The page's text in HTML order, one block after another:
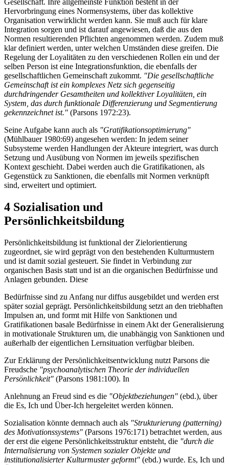
Hervorbringung eines Normensystems, über das kollektive
Organisation verwirklicht werden kann. Sie muß auch für klare
Integration sorgen und ist darauf angewiesen, daß die aus den
Normen resultierenden Pflichten angenommen werden. Zudem muß
klar definiert werden, unter welchen Umständen diese greifen. Die
Regelung der Loyalitäten zu den verschiedenen Rollen ein und der
selben Person ist eine Integrationsfunktion, die ebenfalls der
gesellschaftlichen Gemeinschaft zukommt. "Die gesellschaftliche
Gemeinschaft ist ein komplexes Netz sich gegenseitig
durchdringender Gesamtheiten und kollektiver Loyalitäten, ein
System, das durch funktionale Differenzierung und Segmentierung
gekennzeichnet ist." (Parsons 1972:23).
Seine Aufgabe kann auch als "Gratifikationsoptimierung"
(Mühlbauer 1980:69) angesehen werden: In jedem seiner
Subsysteme werden Handlungen der Akteure integriert, was durch
Setzung und Ausübung von Normen im jeweils spezifischen
Kontext geschieht. Dabei werden auch die Gratifikationen, als
Gegenstück zu Sanktionen, die ebenfalls mit Normen verknüpft
sind, erweitert und optimiert.
4 Sozialisation und
Persönlichkeitsbildung
Persönlichkeitsbildung ist funktional der Zielorientierung
zugeordnet, sie wird geprägt von den bestehenden Kulturmustern
und ist damit sozial gesteuert. Sie findet in Verbindung zur
organischen Basis statt und ist an die organischen Bedürfnisse und
Anlagen gebunden. Diese
Bedürfnisse sind zu Anfang nur diffus ausgebildet und werden erst
später sozial geprägt. Persönlichkeitsbildung setzt an den triebhaften
Impulsen an, und formt mit Hilfe von Sanktionen und
Gratifikationen basale Bedürfnisse in einem Akt der Generalisierung
in motivationale Strukturen um, die unabhängig von Sanktionen und
außerhalb der eigentlichen Lernsituation verfügbar bleiben.
Zur Erklärung der Persönlichkeitsentwicklung nutzt Parsons die
Freudsche "psychoanalytischen Theorie der individuellen
Persönlichkeit" (Parsons 1981:100). In
Anlehnung an Freud sind es die "Objektbeziehungen" (ebd.), über
die Es, Ich und Über-Ich hergeleitet werden können.
Sozialisation könnte demnach auch als "Strukturierung (patterning)
des Motivationssystems" (Parsons 1976:171) betrachtet werden, aus
der erst die eigene Persönlichkeitsstruktur entsteht, die "durch die
Internalisierung von Systemen sozialer Objekte und
institutionalisierter Kulturmuster geformt" (ebd.) wurde. Es, Ich und